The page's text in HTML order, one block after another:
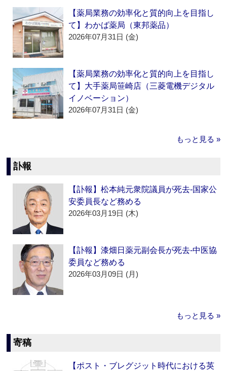
【薬局業務の効率化と質的向上を目指し
て】わかば薬局（東邦薬品）
2026年07月31日 (金)
【薬局業務の効率化と質的向上を目指し
て】大手薬局笹崎店（三菱電機デジタル
イノベーション）
2026年07月31日 (金)
もっと見る »
訃報
【訃報】松本純元衆院議員が死去‐国家公
安委員長など務める
2026年03月19日 (木)
【訃報】漆畑日薬元副会長が死去‐中医協
委員など務める
2026年03月09日 (月)
もっと見る »
寄稿
【ポスト・ブレグジット時代における英